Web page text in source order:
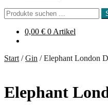
Suchen
nach:
0,00 € 0 Artikel
Start /Gin /Elephant London
Elephant